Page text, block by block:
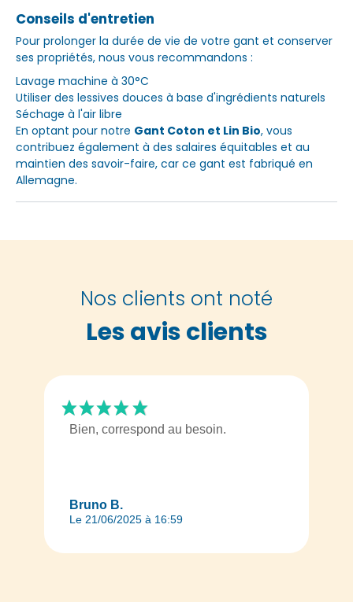
Conseils d'entretien
Pour prolonger la durée de vie de votre gant et conserver
ses propriétés, nous vous recommandons :
Lavage machine à 30°C
Utiliser des lessives douces à base d'ingrédients naturels
Séchage à l'air libre
En optant pour notre Gant Coton et Lin Bio, vous
contribuez également à des salaires équitables et au
maintien des savoir-faire, car ce gant est fabriqué en
Allemagne.
Nos clients ont noté
Les avis clients
Bruno B.
Le 21/06/2025 à 16:59
Bien, correspond au besoin.